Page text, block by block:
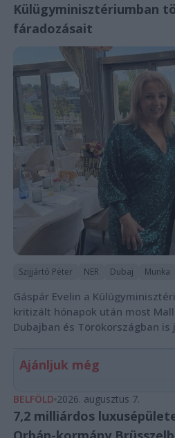
Külügyminisztériumban
fáradozásait
Szijjártó Péter NER Dubaj Munka
Gáspár Evelin a
kritizált hónapok után most
Dubajban és Törökországban is
Ajánljuk még
BELFÖLD 2026. augusztus 7.
7,2 milliárdos